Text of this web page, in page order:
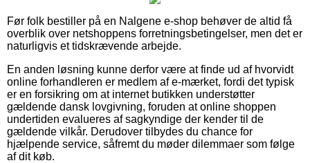
Før folk bestiller på en Nalgene e-shop behøver de altid få
overblik over netshoppens forretningsbetingelser, men det er
naturligvis et tidskrævende arbejde.
En anden løsning kunne derfor være at finde ud af hvorvidt
online forhandleren er medlem af e-mærket, fordi det typisk
er en forsikring om at internet butikken understøtter
gældende dansk lovgivning, foruden at online shoppen
undertiden evalueres af sagkyndige der kender til de
gældende vilkår. Derudover tilbydes du chance for
hjælpende service, såfremt du møder dilemmaer som følge
af dit køb.